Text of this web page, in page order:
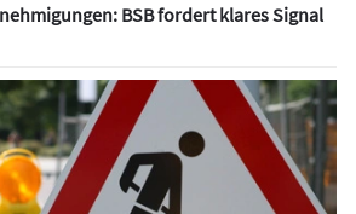
BSB fordert klares Signal